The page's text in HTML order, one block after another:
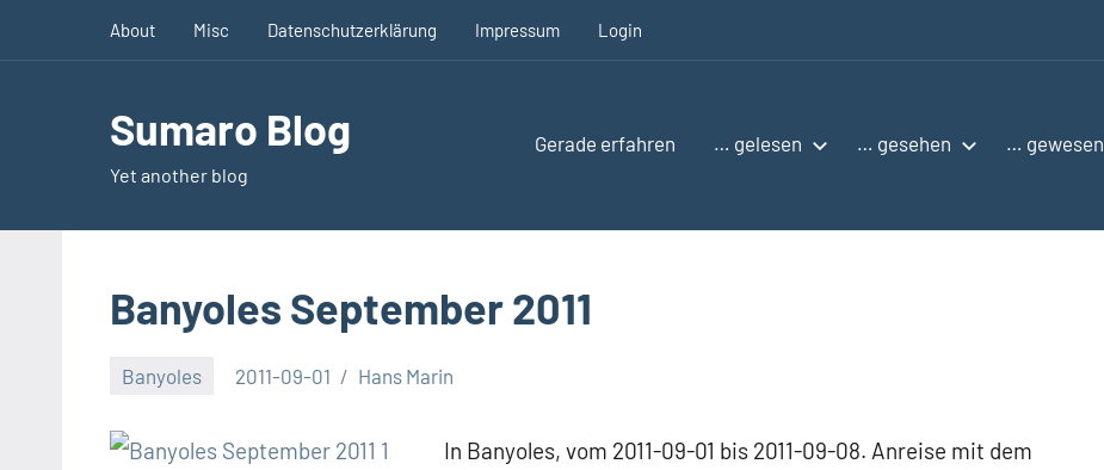
About Misc Datenschutzerklärung Impressum Login
Sumaro Blog
Yet another blog
Gerade erfahren … gelesen … gesehen … gewesen
Banyoles September 2011
Banyoles 2011-09-01 Hans Marin
Keine
Kommentare
In Banyoles, vom 2011-09-01 bis 2011-09-08. Anreise mit dem